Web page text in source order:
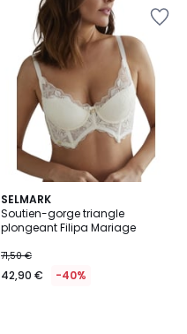
SELMARK
Soutien-gorge triangle
plongeant Filipa Mariage
71,50 €
42,90 € -40%